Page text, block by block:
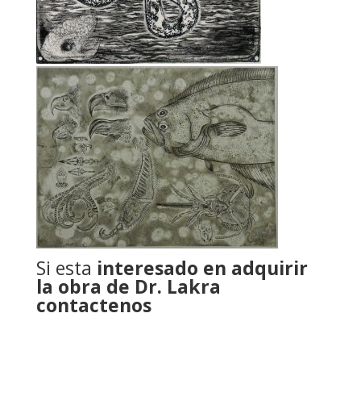
Si esta interesado en adquirir
la obra de Dr. Lakra
contactenos